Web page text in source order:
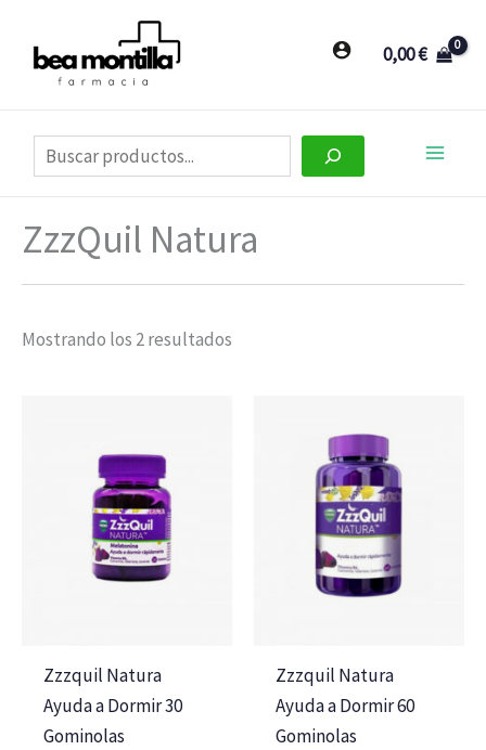
contenido
0,00€
Buscar
ZzzQuil Natura
Mostrando los 2 resultados
Zzzquil Natura
Ayuda a Dormir 30
Gominolas
Zzzquil Natura
Ayuda a Dormir 60
Gominolas